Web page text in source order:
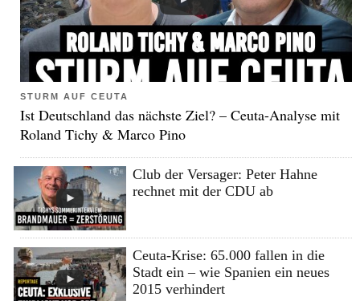
STURM AUF CEUTA
Ist Deutschland das nächste Ziel? – Ceuta-Analyse mit
Roland Tichy & Marco Pino
Club der Versager: Peter Hahne
rechnet mit der CDU ab
Ceuta-Krise: 65.000 fallen in die
Stadt ein – wie Spanien ein neues
2015 verhindert